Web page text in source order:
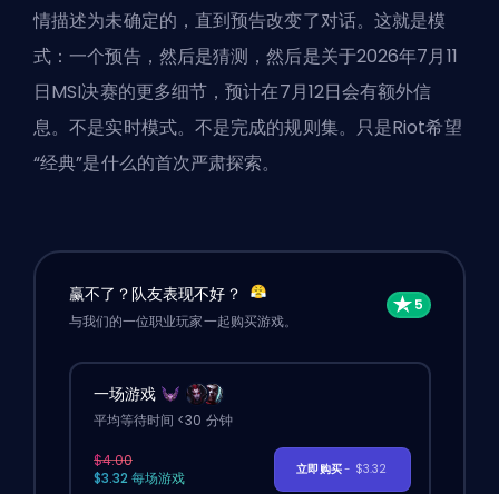
情描述为未确定的，直到预告改变了对话。这就是模
式：一个预告，然后是猜测，然后是关于2026年7月11
日MSI决赛的更多细节，预计在7月12日会有额外信
息。不是实时模式。不是完成的规则集。只是Riot希望
“经典”是什么的首次严肃探索。
赢不了？队友表现不好？
与我们的一位职业玩家一起购买游戏。
一场游戏
平均等待时间 <30 分钟
$4.00
$3.32 每场游戏
立即购买- $3.32